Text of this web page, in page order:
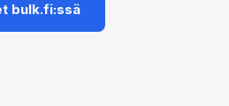
bulk.fi:ssä